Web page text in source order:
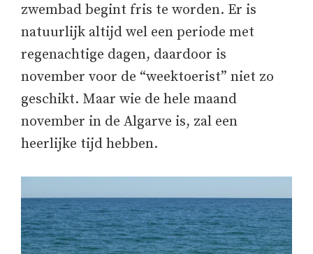
zwembad begint fris te worden. Er is
natuurlijk altijd wel een periode met
regenachtige dagen, daardoor is
november voor de “weektoerist” niet zo
geschikt. Maar wie de hele maand
november in de Algarve is, zal een
heerlijke tijd hebben.